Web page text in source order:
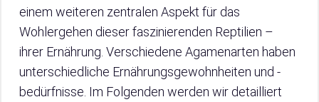
einem weiteren zentralen Aspekt für das
Wohlergehen dieser faszinierenden Reptilien –
ihrer Ernährung. Verschiedene Agamenarten haben
unterschiedliche Ernährungsgewohnheiten und -
bedürfnisse. Im Folgenden werden wir detailliert